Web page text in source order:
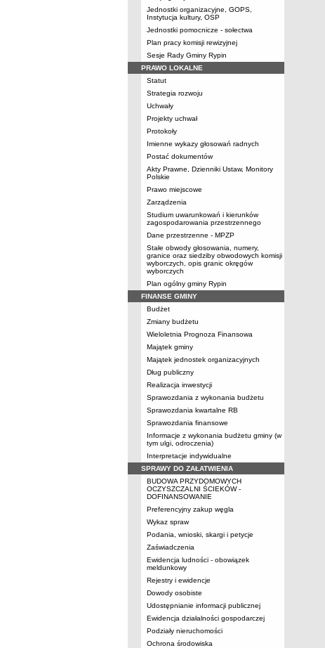
Jednostki organizacyjne, GOPS,
Instytucja kultury, OSP
Jednostki pomocnicze - sołectwa
Plan pracy komisji rewizyjnej
Sesje Rady Gminy Rypin
PRAWO LOKALNE
Statut
Strategia rozwoju
Uchwały
Projekty uchwał
Protokoły
Imienne wykazy głosowań radnych
Postać dokumentów
Akty Prawne, Dzienniki Ustaw, Monitory
Polskie
Prawo miejscowe
Zarządzenia
Studium uwarunkowań i kierunków
zagospodarowania przestrzennego
Dane przestrzenne - MPZP
Stałe obwody głosowania, numery,
granice oraz siedziby obwodowych komisji
wyborczych, opis granic okręgów
wyborczych
Plan ogólny gminy Rypin
FINANSE GMINY
Budżet
Zmiany budżetu
Wieloletnia Prognoza Finansowa
Majątek gminy
Majątek jednostek organizacyjnych
Dług publiczny
Realizacja inwestycji
Sprawozdania z wykonania budżetu
Sprawozdania kwartalne RB
Sprawozdania finansowe
Informacje z wykonania budżetu gminy (w
tym ulgi, odroczenia)
Interpretacje indywidualne
SPRAWY DO ZAŁATWIENIA
BUDOWA PRZYDOMOWYCH
OCZYSZCZALNI ŚCIEKÓW -
DOFINANSOWANIE
Preferencyjny zakup węgla
Wykaz spraw
Podania, wnioski, skargi i petycje
Zaświadczenia
Ewidencja ludności - obowiązek
meldunkowy
Rejestry i ewidencje
Dowody osobiste
Udostępnianie informacji publicznej
Ewidencja działalności gospodarczej
Podziały nieruchomości
Ochrona środowiska